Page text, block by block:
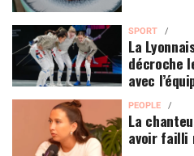
SPORT
La
décroche
avec
PEOPLE
La
avoir failli